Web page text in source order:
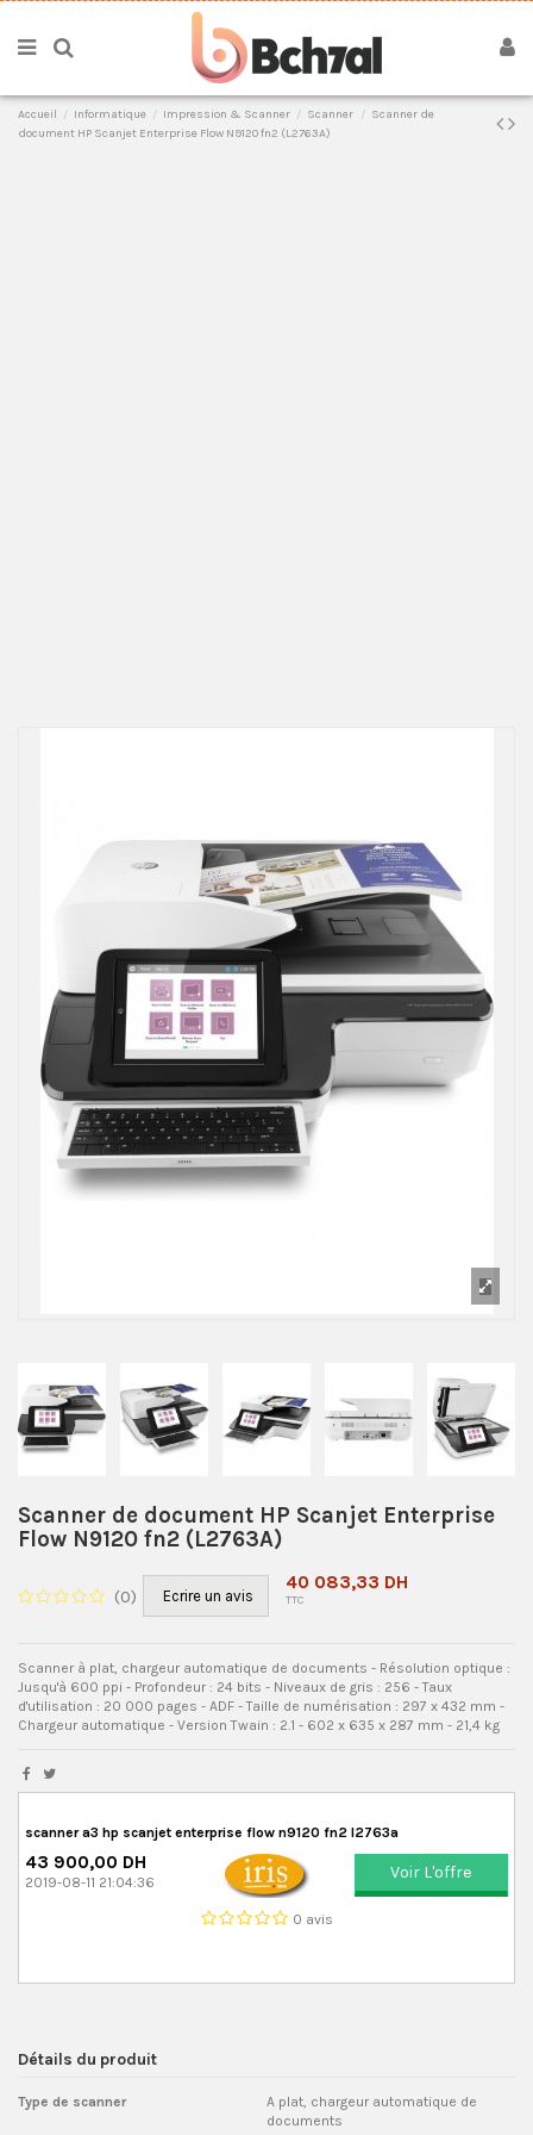
Accueil Informatique Impression & Scanner Scanner
Scanner de
document HP Scanjet Enterprise Flow N9120 fn2 (L2763A)
Scanner de document HP Scanjet Enterprise
Flow N9120 fn2 (L2763A)
(0) Ecrire un avis
40 083,33 DH
TTC
Scanner à plat, chargeur automatique de documents - Résolution optique :
Jusqu'à 600 ppi - Profondeur : 24 bits - Niveaux de gris : 256 - Taux
d'utilisation : 20 000 pages - ADF - Taille de numérisation : 297 x 432 mm -
Chargeur automatique - Version Twain : 2.1 - 602 x 635 x 287 mm - 21,4 kg
scanner a3 hp scanjet enterprise flow n9120 fn2 l2763a
43 900,00 DH
2019-08-11 21:04:36
0 avis
Voir L'offre
Détails du produit
Type de scanner
A plat, chargeur automatique de
documents